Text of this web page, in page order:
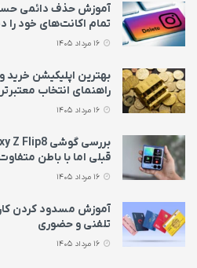
آموزش حذف دائمی
تمام اکانت‌های خود را
بهترین اپلیکیشن
راهنمای انتخاب
قبلی اما با باطن
آموزش مسدود کردن
تلفنی و حضوری